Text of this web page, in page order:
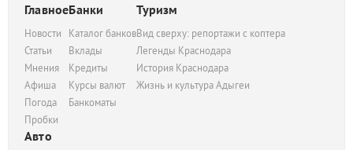
Главное
Новости
Статьи
Мнения
Афиша
Погода
Пробки
Банки
Каталог банков
Вклады
Кредиты
Курсы валют
Банкоматы
Туризм
Вид сверху: репортажи с коптера
Легенды Краснодара
История Краснодара
Жизнь и культура Адыгеи
Авто